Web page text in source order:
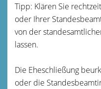
Tipp: Klären Sie
oder Ihrer
von der
lassen.
Die Eheschließung
oder die